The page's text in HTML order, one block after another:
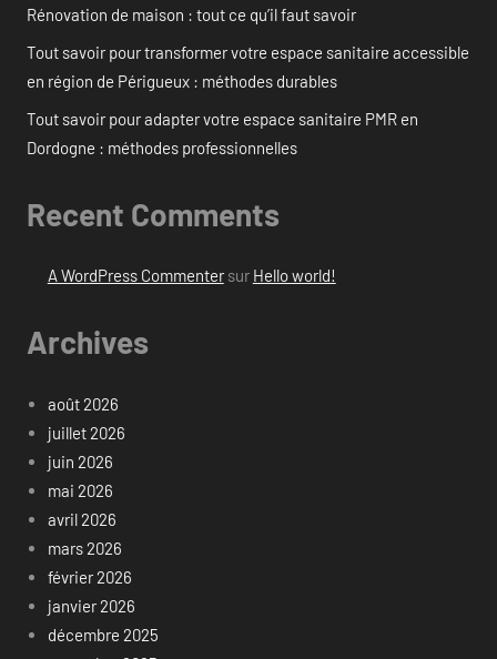
Rénovation de maison : tout ce qu’il faut savoir
Tout savoir pour transformer votre espace sanitaire accessible
en région de Périgueux : méthodes durables
Tout savoir pour adapter votre espace sanitaire PMR en
Dordogne : méthodes professionnelles
Recent Comments
A WordPress Commentersur Hello world!
Archives
août 2026
juillet 2026
juin 2026
mai 2026
avril 2026
mars 2026
février 2026
janvier 2026
décembre 2025